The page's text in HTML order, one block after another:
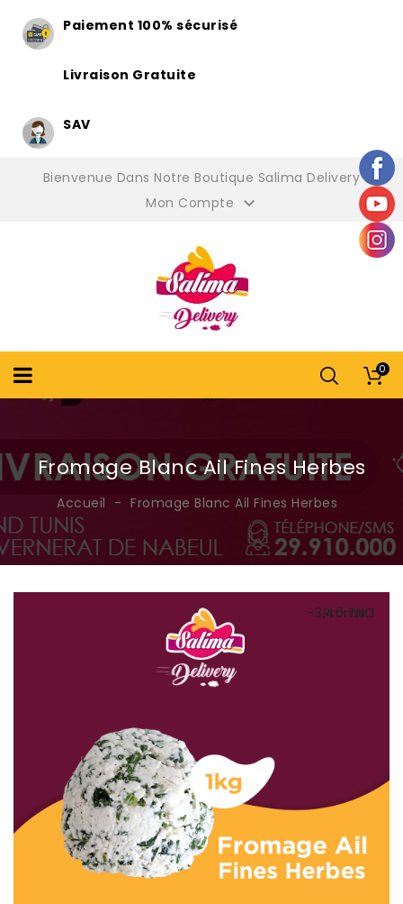
Paiement 100% sécurisé
Livraison Gratuite
SAV
Bienvenue Dans Notre Boutique Salima Delivery
Mon Compte 
0
Fromage Blanc Ail Fines Herbes
Accueil Fromage Blanc Ail Fines Herbes
Promo !
-3,40 TND